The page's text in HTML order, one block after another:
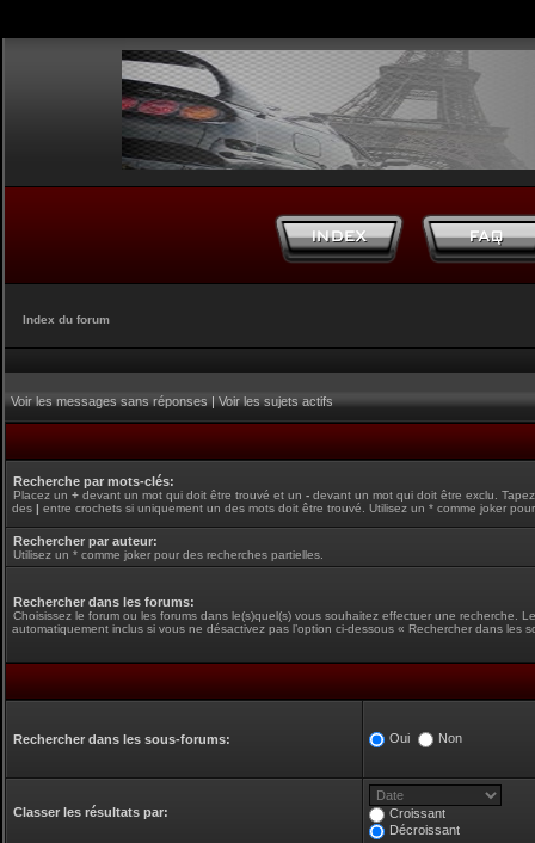
Index du forum
Voir les messages sans réponses|Voir les sujets actifs
Recherche par mots-clés:
Placez un + devant un mot qui doit être trouvé et un - devant un mot qui doit être exclu.
des | entre crochets si uniquement un des mots doit être trouvé. Utilisez un * comme joker
Rechercher par auteur:
Utilisez un * comme joker pour des recherches partielles.
Rechercher dans les forums:
Choisissez le forum ou les forums dans le(s)quel(s) vous souhaitez effectuer une recherche.
automatiquement inclus si vous ne désactivez pas l’option ci-dessous « Rechercher dans les
Rechercher dans les sous-forums: Oui Non
Classer les résultats par:
Croissant
Décroissant